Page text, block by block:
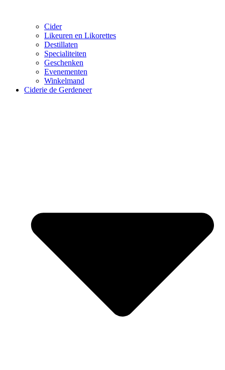
Cider
Likeuren en Likorettes
Destillaten
Specialiteiten
Geschenken
Evenementen
Winkelmand
Ciderie de Gerdeneer